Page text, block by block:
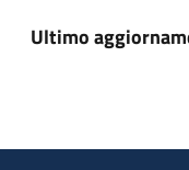
Ultimo